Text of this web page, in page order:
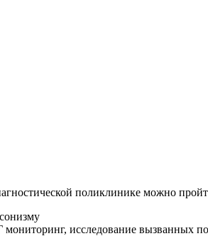
поликлинике можно
исследование вызванных